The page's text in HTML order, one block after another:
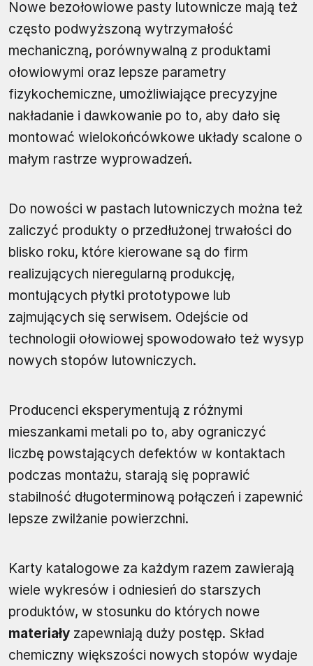
Nowe bezołowiowe pasty lutownicze mają też
często podwyższoną wytrzymałość
mechaniczną, porównywalną z produktami
ołowiowymi oraz lepsze parametry
fizykochemiczne, umożliwiające precyzyjne
nakładanie i dawkowanie po to, aby dało się
montować wielokońcówkowe układy scalone o
małym rastrze wyprowadzeń.
Do nowości w pastach lutowniczych można też
zaliczyć produkty o przedłużonej trwałości do
blisko roku, które kierowane są do firm
realizujących nieregularną produkcję,
montujących płytki prototypowe lub
zajmujących się serwisem. Odejście od
technologii ołowiowej spowodowało też wysyp
nowych stopów lutowniczych.
Producenci eksperymentują z różnymi
mieszankami metali po to, aby ograniczyć
liczbę powstających defektów w kontaktach
podczas montażu, starają się poprawić
stabilność długoterminową połączeń i zapewnić
lepsze zwilżanie powierzchni.
Karty katalogowe za każdym razem zawierają
wiele wykresów i odniesień do starszych
produktów, w stosunku do których nowe
materiały zapewniają duży postęp. Skład
chemiczny większości nowych stopów wydaje